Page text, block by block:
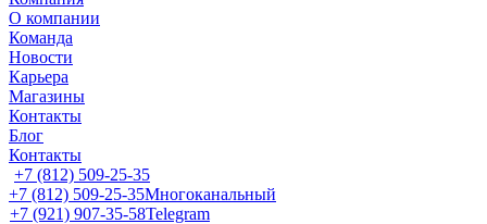
О компании
Команда
Новости
Карьера
Магазины
Контакты
Блог
Контакты
+7 (812) 509-25-35
+7 (812) 509-25-35Многоканальный
+7 (921) 907-35-58Telegram